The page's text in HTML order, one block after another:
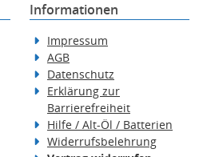
Informationen
Impressum
AGB
Datenschutz
Erklärung zur
Barrierefreiheit
Hilfe / Alt-Öl / Batterien
Widerrufsbelehrung